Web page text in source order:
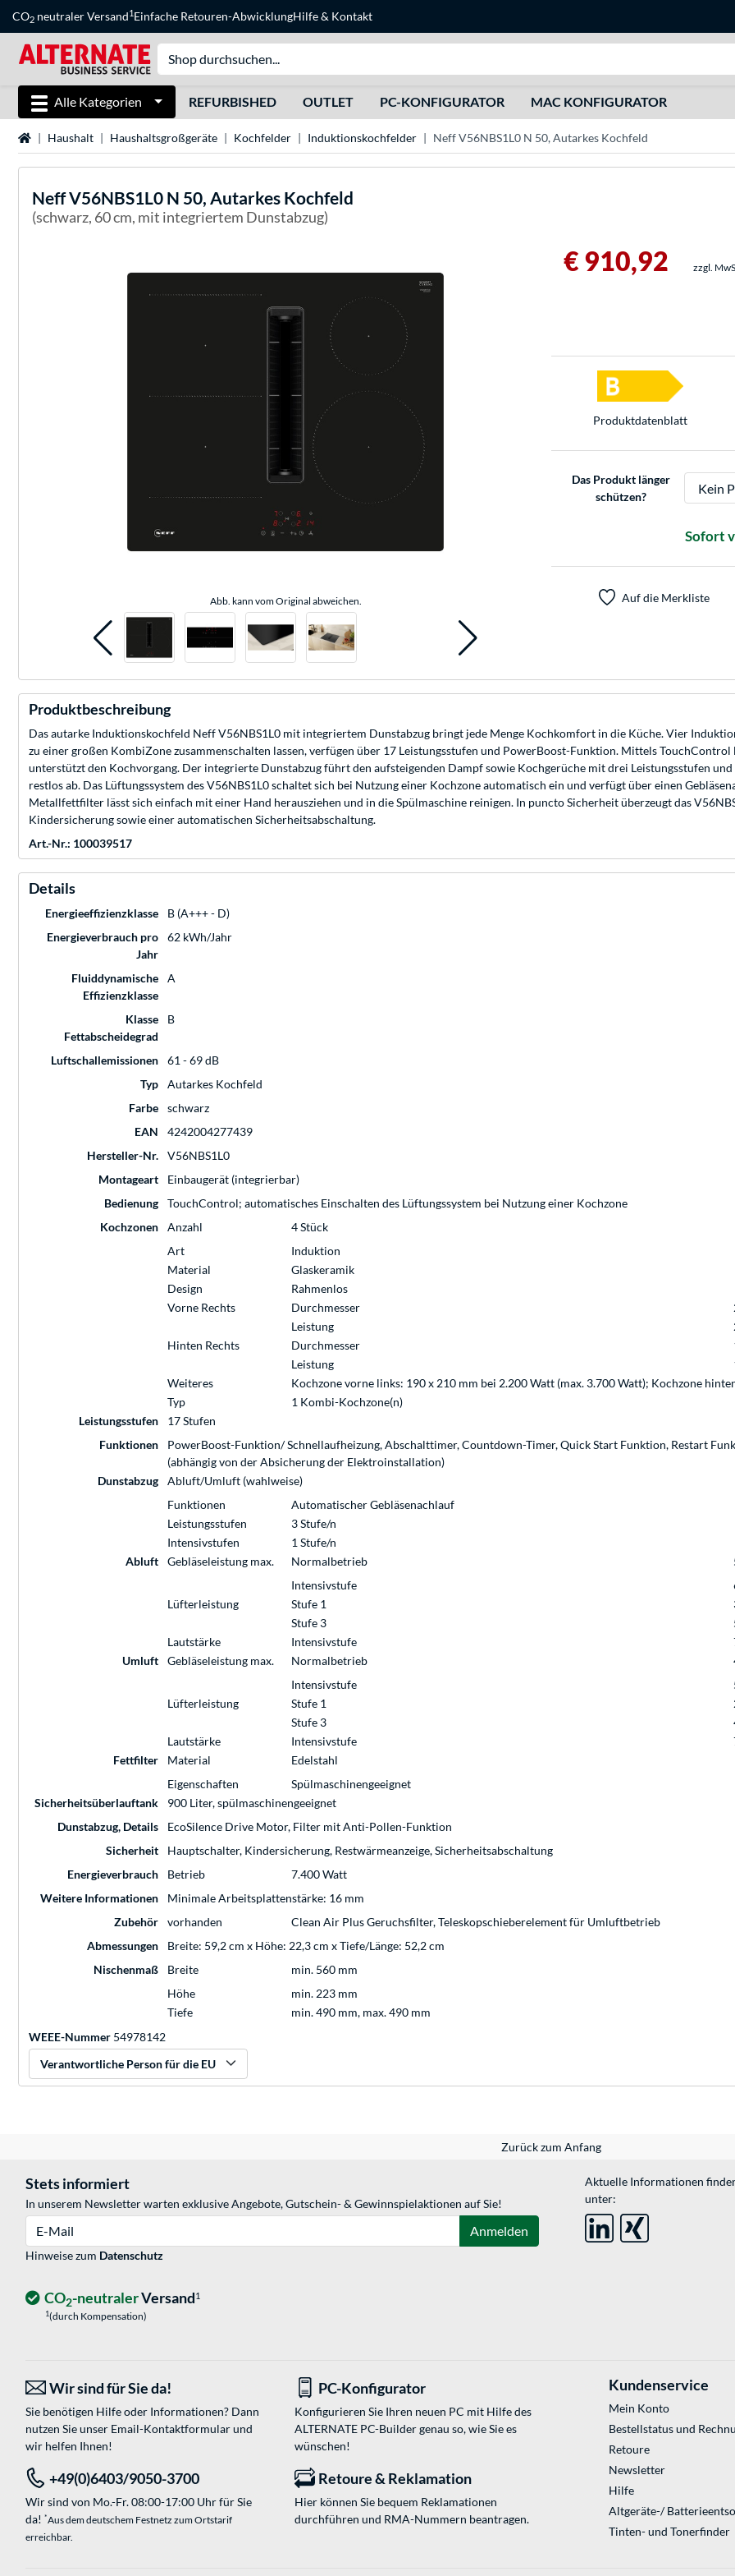
CO2 neutraler Versand1Einfache Retouren-AbwicklungHilfe& Kontakt
Alle Kategorien REFURBISHED OUTLET PC-KONFIGURATOR MAC KONFIGURATOR
StartseiteHaushalt Haushaltsgroßgeräte Kochfelder Induktionskochfelder Neff V56NBS1L0 N 50, Autarkes Kochfeld
NeffV56NBS1L0 N 50, Autarkes Kochfeld
(schwarz, 60 cm, mit integriertem Dunstabzug)
Abb. kann vom Original abweichen.
€ 910,92 zzgl.
Produkt­datenblatt
Das Produkt länger
schützen?
Sofort
Auf die Merkliste
Produktbeschreibung
Das autarke Induktionskochfeld Neff V56NBS1L0 mit integriertem Dunstabzug bringt jede Menge Kochkomfort in die Küche. Vier
zu einer großen KombiZone zusammenschalten lassen, verfügen über 17 Leistungsstufen und PowerBoost-Funktion. Mittels
unterstützt den Kochvorgang. Der integrierte Dunstabzug führt den aufsteigenden Dampf sowie Kochgerüche mit drei Leistungsstufen
restlos ab. Das Lüftungssystem des V56NBS1L0 schaltet sich bei Nutzung einer Kochzone automatisch ein und verfügt über einen
Metallfettfilter lässt sich einfach mit einer Hand herausziehen und in die Spülmaschine reinigen. In puncto Sicherheit überzeugt das
Kindersicherung sowie einer automatischen Sicherheitsabschaltung.
Art.-Nr.: 100039517
Details
Energieeffizienzklasse
B (A+++ - D)
Energieverbrauch pro
Jahr
62 kWh/Jahr
Fluiddynamische
Effizienzklasse
A
Klasse
Fettabscheidegrad
B
Luftschallemissionen
61 - 69 dB
Typ
Autarkes Kochfeld
Farbe
schwarz
EAN
4242004277439
Hersteller-Nr.
V56NBS1L0
Montageart
Einbaugerät (integrierbar)
Bedienung
TouchControl; automatisches Einschalten des Lüftungssystem bei Nutzung einer Kochzone
Kochzonen
Anzahl
4 Stück
Art
Induktion
Material
Glaskeramik
Design
Rahmenlos
Vorne Rechts
Durchmesser
Leistung
Hinten Rechts
Durchmesser
Leistung
Weiteres
Kochzone vorne links: 190 x 210 mm bei 2.200 Watt (max. 3.700 Watt); Kochzone
Typ
1 Kombi-Kochzone(n)
Leistungsstufen
17 Stufen
Funktionen
PowerBoost-Funktion/ Schnellaufheizung, Abschalttimer, Countdown-Timer, Quick Start Funktion, Restart
(abhängig von der Absicherung der Elektroinstallation)
Dunstabzug
Abluft/Umluft (wahlweise)
Funktionen
Automatischer Gebläsenachlauf
Leistungsstufen
3 Stufe/n
Intensivstufen
1 Stufe/n
Abluft
Gebläseleistung max. Normalbetrieb
Intensivstufe
Lüfterleistung
Stufe 1
Stufe 3
Lautstärke
Intensivstufe
Umluft
Gebläseleistung max. Normalbetrieb
Intensivstufe
Lüfterleistung
Stufe 1
Stufe 3
Lautstärke
Intensivstufe
Fettfilter
Material
Edelstahl
Eigenschaften
Spülmaschinengeeignet
Sicherheitsüberlauftank
900 Liter, spülmaschinengeeignet
Dunstabzug, Details
EcoSilence Drive Motor, Filter mit Anti-Pollen-Funktion
Sicherheit
Hauptschalter, Kindersicherung, Restwärmeanzeige, Sicherheitsabschaltung
Energieverbrauch
Betrieb
7.400 Watt
Weitere Informationen
Minimale Arbeitsplattenstärke: 16 mm
Zubehör
vorhanden
Clean Air Plus Geruchsfilter, Teleskopschieberelement für Umluftbetrieb
Abmessungen
Breite: 59,2 cm x Höhe: 22,3 cm x Tiefe/Länge: 52,2 cm
Nischenmaß
Breite
min. 560 mm
Höhe
min. 223 mm
Tiefe
min. 490 mm, max. 490 mm
WEEE-Nummer 54978142
Verantwortliche Person für die EU
Zurück zum Anfang
Stets informiert
In unserem Newsletter warten exklusive Angebote, Gutschein- & Gewinnspielaktionen auf Sie!
Anmelden
Hinweise zum Datenschutz
Aktuelle Informationen
unter:
CO2-neutralerVersand1
1(durch Kompensation)
Wir sind für Sie da!
Sie benötigen Hilfe oder Informationen? Dann
nutzen Sie unser Email-Kontaktformularund
wir helfen Ihnen!
PC-Konfigurator
Konfigurieren Sie Ihren neuen PC mit Hilfe des
ALTERNATE PC-Builder genau so, wie Sie es
wünschen!
+49(0)6403/9050-3700
Wir sind von Mo.-Fr. 08:00-17:00 Uhr für Sie
da! *Aus dem deutschem Festnetz zum Ortstarif
erreichbar.
Retoure & Reklamation
Hier können Sie bequem Reklamationen
durchführen und RMA-Nummern beantragen.
Kundenservice
Mein Konto
Bestellstatus und
Retoure
Newsletter
Hilfe
Altgeräte-/
Tinten- und Tonerfinder